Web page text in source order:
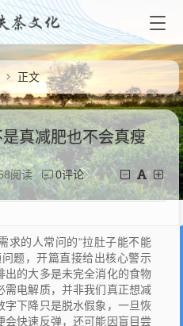
正文
真减肥也不会真瘦
阅读 0评论
求的人常问的“拉肚子能不能
题，开篇直接给出核心警示
的大多是未完全消化的食物
需电解质，并非我们真正想减
字下降只是脱水假象，一旦恢
会快速反弹，还可能因盲目尝